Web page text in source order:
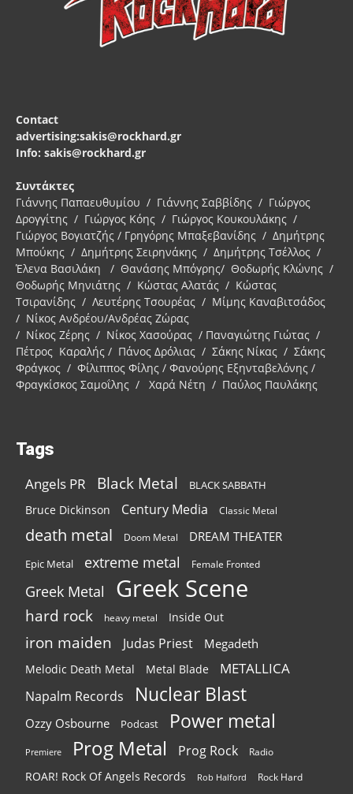
Contact
advertising:sakis@rockhard.gr
Info: sakis@rockhard.gr
Συντάκτες
Γιάννης Παπαευθυμίου / Γιάννης Σαββίδης / Γιώργος
Δρογγίτης / Γιώργος Κόης / Γιώργος Κουκουλάκης /
Γιώργος Βογιατζής / Γρηγόρης Μπαξεβανίδης / Δημήτρης
Μπούκης / Δημήτρης Σειρηνάκης / Δημήτρης Τσέλλος /
Έλενα Βασιλάκη / Θανάσης Μπόγρης/ Θοδωρής Κλώνης /
Θοδωρής Μηνιάτης / Κώστας Αλατάς / Κώστας
Τσιρανίδης / Λευτέρης Τσουρέας / Μίμης Καναβιτσάδος
/ Νίκος Ανδρέου/Ανδρέας Ζώρας
/ Νίκος Ζέρης / Νίκος Χασούρας / Παναγιώτης Γιώτας /
Πέτρος Καραλής / Πάνος Δρόλιας / Σάκης Νίκας / Σάκης
Φράγκος / Φίλιππος Φίλης / Φανούρης Εξηνταβελόνης /
Φραγκίσκος Σαμοΐλης / Χαρά Νέτη / Παύλος Παυλάκης
Tags
Angels PR Black Metal BLACK SABBATH
Bruce Dickinson Century Media Classic Metal
death metal Doom Metal DREAM THEATER
Epic Metal extreme metal Female Fronted
Greek Metal Greek Scene
hard rock heavy metal Inside Out
iron maiden Judas Priest Megadeth
Melodic Death Metal Metal Blade METALLICA
Napalm Records Nuclear Blast
Ozzy Osbourne Podcast Power metal
Premiere Prog Metal Prog Rock Radio
ROAR! Rock Of Angels Records Rob Halford Rock Hard